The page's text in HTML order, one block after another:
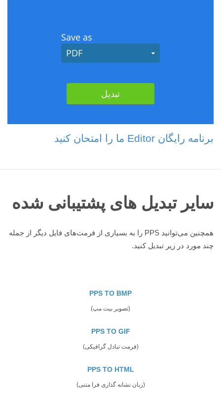
برنامه رایگان Editor ما را امتحان کنید
سایر تبدیل های پشتیبانی شده
همچنین می‌توانید PPS را به بسیاری از فرمت‌های فایل دیگر از جمله
چند مورد در زیر تبدیل کنید.
PPS TO BMP
(تصویر بیت مپ)
PPS TO GIF
(فرمت تبادل گرافیکی)
PPS TO HTML
(زبان نشانه گذاری فرا متنی)